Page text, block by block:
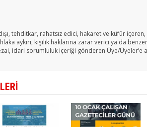
tehditkar, rahatsız edici, hakaret ve küfür içeren,
aykırı, kişilik haklarına zarar verici ya da
idari sorumluluk içeriği gönderen Üye/Üyeler’e